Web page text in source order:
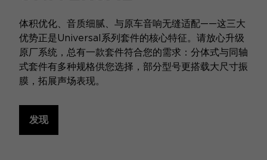
体积优化、音质细腻、与原车音响无缝适配——这三大
优势正是Universal系列套件的核心特征。请放心升级
原厂系统，总有一款套件符合您的需求：分体式与同轴
式套件有多种规格供您选择，部分型号更搭载大尺寸振
膜，拓展声场表现。
发现